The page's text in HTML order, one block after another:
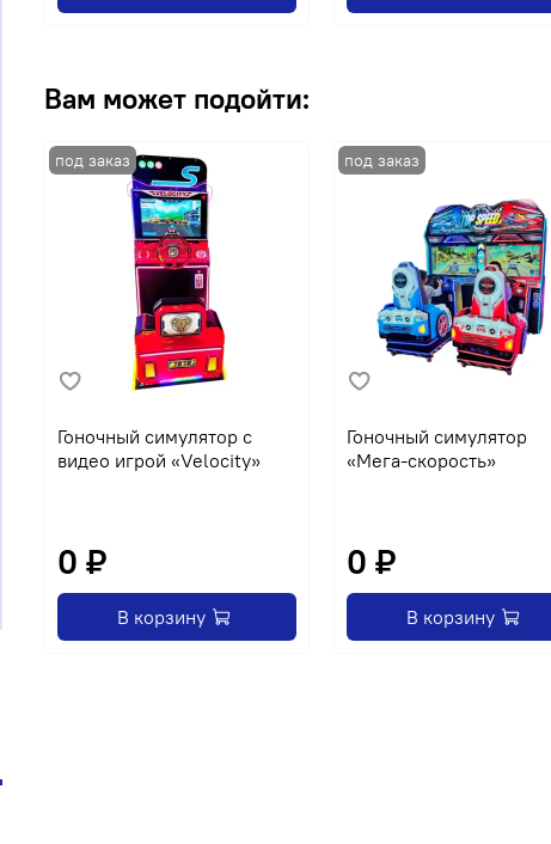
Вам может подойти:
Гоночный симулятор с
видео игрой «Velocity»
0 ₽
В корзину
Гоночный симулятор
«Мега-скорость»
0 ₽
В корзину